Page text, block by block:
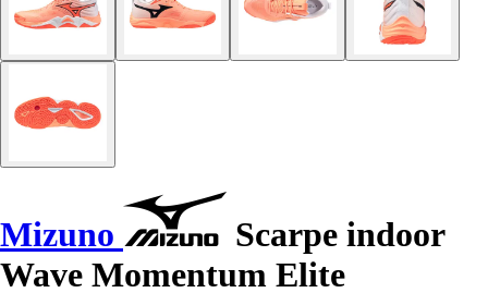
Mizuno
Scarpe indoor
Wave Momentum Elite